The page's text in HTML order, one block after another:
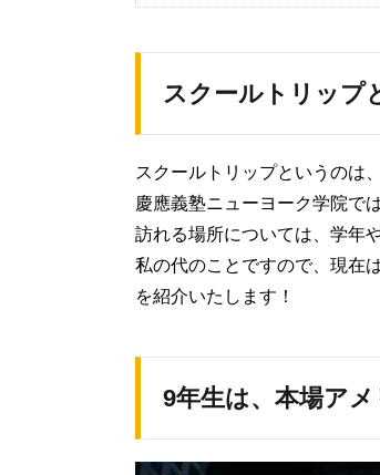
スクールトリップ
スクールトリップというのは
慶應義塾ニューヨーク学院で
訪れる場所については、学年
私の代のことですので、現在
を紹介いたします！
9年生は、本場ア